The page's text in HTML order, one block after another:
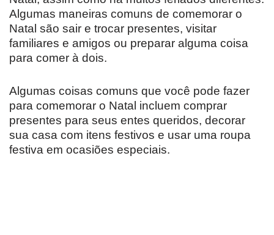
Algumas maneiras comuns de comemorar o
Natal são sair e trocar presentes, visitar
familiares e amigos ou preparar alguma coisa
para comer à dois.
Algumas coisas comuns que você pode fazer
para comemorar o Natal incluem comprar
presentes para seus entes queridos, decorar
sua casa com itens festivos e usar uma roupa
festiva em ocasiões especiais.